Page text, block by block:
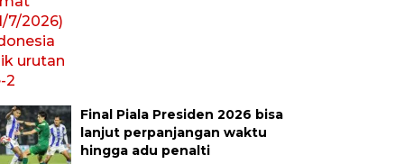
Final Piala Presiden 2026 bisa
lanjut perpanjangan waktu
hingga adu penalti